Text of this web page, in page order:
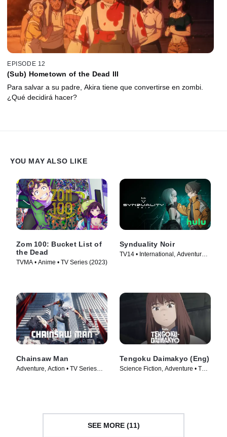
EPISODE 12
(Sub) Hometown of the Dead III
Para salvar a su padre, Akira tiene que convertirse en zombi.
¿Qué decidirá hacer?
YOU MAY ALSO LIKE
Zom 100: Bucket List of
the Dead
TVMA • Anime • TV Series (2023)
Synduality Noir
TV14 • International, Adventure •
Chainsaw Man
Adventure, Action • TV Series
Tengoku Daimakyo (Eng)
Science Fiction, Adventure • TV
SEE MORE (11)